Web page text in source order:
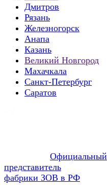
Дмитров
Рязань
Железногорск
Анапа
Казань
Великий Новгород
Махачкала
Санкт-Петербург
Саратов
Официальный
представитель
фабрики ЗОВ в РФ